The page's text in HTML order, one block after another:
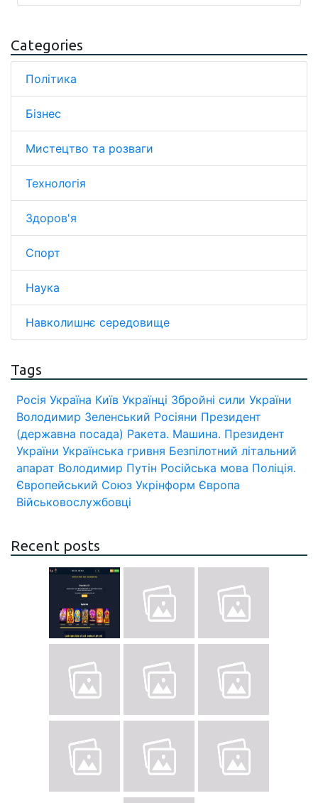
Categories
Політика
Бізнес
Мистецтво та розваги
Технологія
Здоров'я
Спорт
Наука
Навколишнє середовище
Tags
Росія Україна Київ Українці Збройні сили України
Володимир Зеленський Росіяни Президент
(державна посада) Ракета. Машина. Президент
України Українська гривня Безпілотний літальний
апарат Володимир Путін Російська мова Поліція.
Європейський Союз Укрінформ Європа
Військовослужбовці
Recent posts